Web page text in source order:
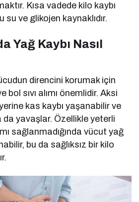
Kısa vadede kilo kaybı
ve glikojen kaynaklıdır.
Yağ Kaybı Nasıl
direncini korumak için
bol sıvı alımı önemlidir. Aksi
kas kaybı yaşanabilir ve
yavaşlar. Özellikle yeterli
sağlanmadığında vücut yağ
bu da sağlıksız bir kilo